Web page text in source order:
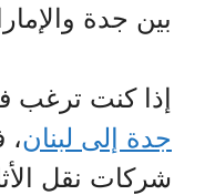
بين جدة
إذا كنت ترغب
جدة إلى لبنان،
شركات نقل